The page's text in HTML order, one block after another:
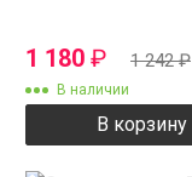
1 180 ₽ 1 242₽
В наличии
В корзину